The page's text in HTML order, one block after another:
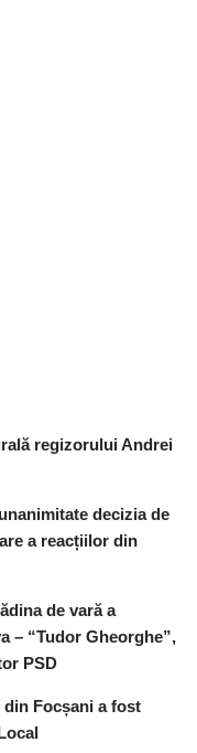
regizorului Andrei
decizia de
a reacțiilor din
de vară a
– “Tudor Gheorghe”,
PSD
Focșani a fost